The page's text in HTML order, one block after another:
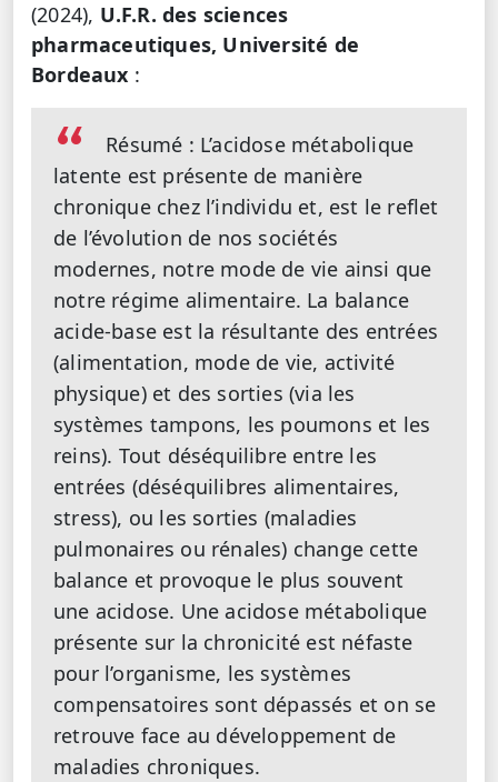
(2024), U.F.R. des sciences
pharmaceutiques, Université de
Bordeaux :
Résumé : L’acidose métabolique
latente est présente de manière
chronique chez l’individu et, est le reflet
de l’évolution de nos sociétés
modernes, notre mode de vie ainsi que
notre régime alimentaire. La balance
acide-base est la résultante des entrées
(alimentation, mode de vie, activité
physique) et des sorties (via les
systèmes tampons, les poumons et les
reins). Tout déséquilibre entre les
entrées (déséquilibres alimentaires,
stress), ou les sorties (maladies
pulmonaires ou rénales) change cette
balance et provoque le plus souvent
une acidose. Une acidose métabolique
présente sur la chronicité est néfaste
pour l’organisme, les systèmes
compensatoires sont dépassés et on se
retrouve face au développement de
maladies chroniques.